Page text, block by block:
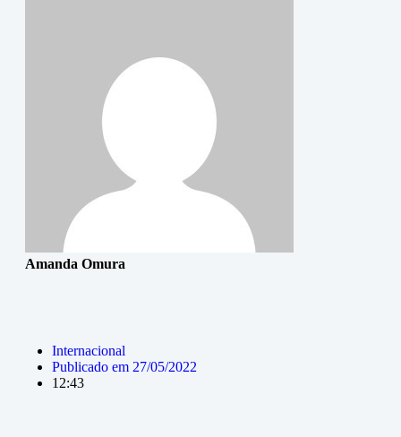
Amanda Omura
Internacional
Publicado em 27/05/2022
12:43